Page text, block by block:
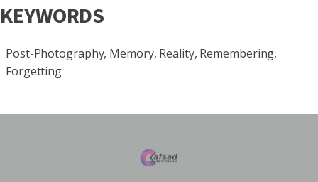
KEYWORDS
Post-Photography, Memory, Reality, Remembering,
Forgetting